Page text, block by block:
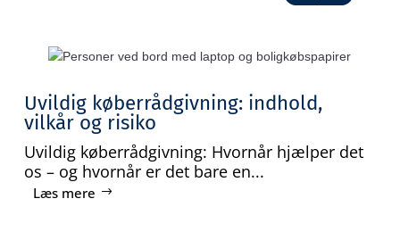
Uvildig køberrådgivning: indhold,
vilkår og risiko
Uvildig køberrådgivning: Hvornår hjælper det
os – og hvornår er det bare en...
Læs mere